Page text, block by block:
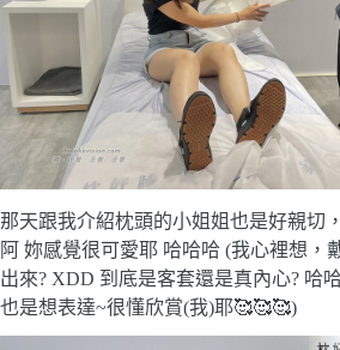
那天跟我介紹枕頭的小姐姐也是好親切
阿 妳感覺很可愛耶 哈哈哈 (我心裡想，
出來? XDD 到底是客套還是真內心? 哈
也是想表達~很懂欣賞(我)耶🥰🥰🥰)